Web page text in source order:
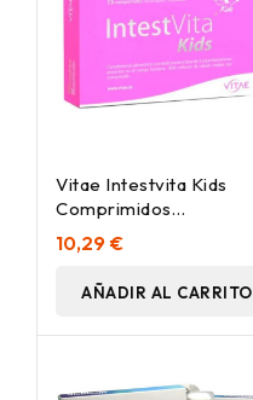
Vitae Intestvita Kids
Comprimidos
Masticables 15
Comprimidos
10,29 €
AÑADIR AL CARRITO